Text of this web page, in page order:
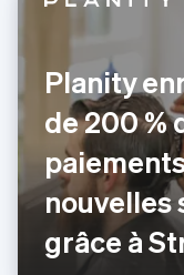
Planity
de 200 %
nouvelles
grâce à
Chypre
English
Croatie
EnglishItaliano
Danemark
English
Émirats arabes
English
Espagne
English
Estonie
English